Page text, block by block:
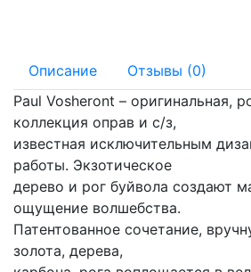
Описание
Отзывы (0)
Paul Vosheront – оригинальная,
коллекция оправ и с/з,
известная исключительным
работы. Экзотическое
дерево и рог буйвола создают
ощущение волшебства.
Патентованное сочетание,
золота, дерева,